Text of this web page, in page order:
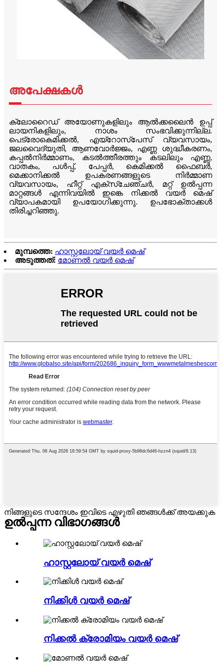
അപേക്ഷകൾ
ക്ലോറൈഡ് അയോണുകളിലും ആൽക്കലൈൻ ഉപ്പ്
ലായനികളിലും, നാശം സംഭവിക്കുന്നില്ല.
പെട്രോകെമിക്കൽ, എയ്‌റോസ്‌പേസ് വ്യവസായം,
ജലവൈദ്യുതി, ആണവോർജ്ജം, എണ്ണ ശുദ്ധീകരണം,
കപ്പൽനിർമ്മാണം, കടൽത്തീരത്തും കടലിലും എണ്ണ,
വാതകം, പൾപ്പ്, പേപ്പർ, കെമിക്കൽ ഫൈബർ,
മെക്കാനിക്കൽ ഉപകരണങ്ങളുടെ നിർമ്മാണ
വ്യവസായം, ഹീറ്റ് എക്‌സ്‌ചേഞ്ചർ, മറ്റ് ഉൽപ്പന്ന
മാറ്റങ്ങൾ എന്നിവയിൽ ഇങ്കെ നിക്കൽ വയർ മെഷ്
വ്യാപകമായി ഉപയോഗിക്കുന്നു. ഉപഭോക്താക്കൾ
തിരിച്ചറിഞ്ഞു.
മുമ്പത്തെ: ഹാസ്റ്റലോയ് വയർ മെഷ്
അടുത്തത്: മോണൽ വയർ മെഷ്
നിങ്ങളുടെ സന്ദേശം ഇവിടെ എഴുതി ഞങ്ങൾക്ക് അയക്കുക
ഉൽപ്പന്ന വിഭാഗങ്ങൾ
ഹാസ്റ്റലോയ് വയർ മെഷ്
നിക്കിൾ വയർ മെഷ്
നിക്കൽ ക്രോമിയം വയർ മെഷ്